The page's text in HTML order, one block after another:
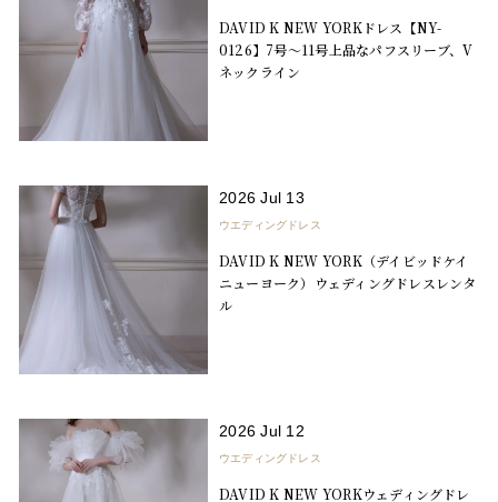
DAVID K NEW YORKドレス【NY-
0126】7号～11号上品なパフスリーブ、V
ネックライン
2026 Jul 13
ウエディングドレス
DAVID K NEW YORK（デイビッドケイ
ニューヨーク）ウェディングドレスレンタ
ル
2026 Jul 12
ウエディングドレス
DAVID K NEW YORKウェディングドレ